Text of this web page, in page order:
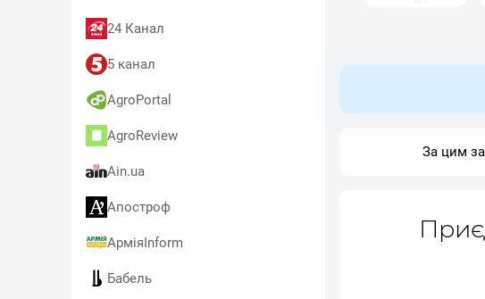
24 Канал
5 канал
AgroPortal
AgroReview
Ain.ua
Апостроф
АрміяInform
Бабель
За цим